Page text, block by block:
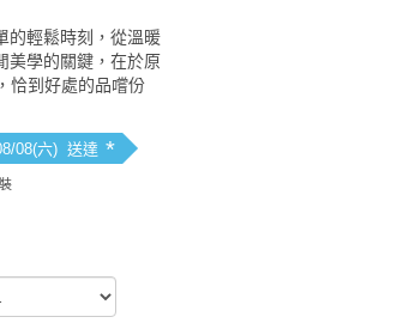
的輕鬆時刻，從溫暖
美學的關鍵，在於原
恰到好處的品嚐份
08(六) 送達*